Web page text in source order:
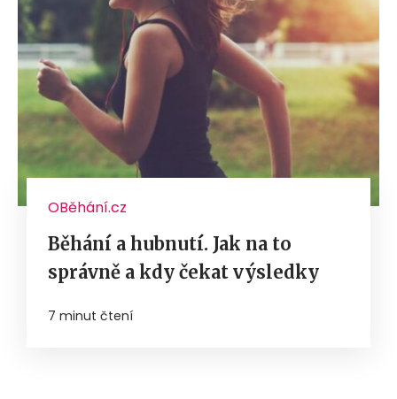
OBěhání.cz
Běhání a hubnutí. Jak na to
správně a kdy čekat výsledky
7 minut čtení